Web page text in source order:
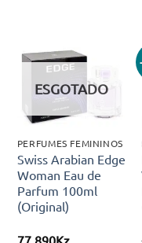
Adicionar
aos meus
desejos
ESGOTADO
PERFUMES FEMININOS
Swiss Arabian Edge
Woman Eau de
Parfum 100ml
(Original)
77.890Kz